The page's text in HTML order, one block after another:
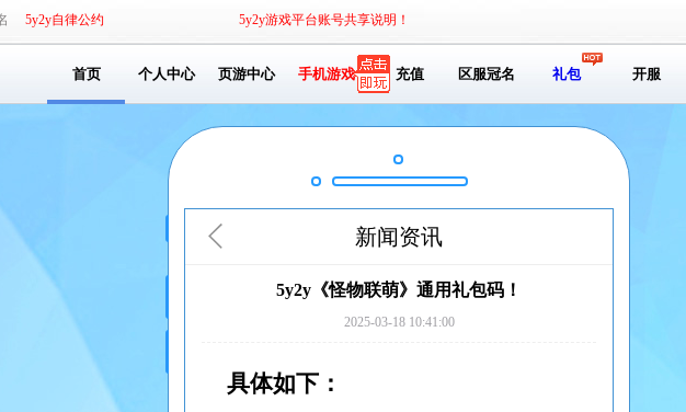
5y2y自律公约 5y2y游戏平台账号共享说明！
首页 个人中心 页游中心 手机游戏 充值 区服冠名 礼包 开服
新闻资讯
5y2y《怪物联萌》通用礼包码！
2025-03-18 10:41:00